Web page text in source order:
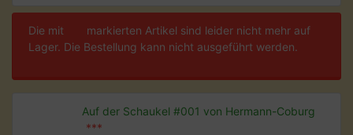
Die mit
markierten Artikel sind leider nicht mehr auf
Lager. Die Bestellung kann nicht ausgeführt werden.
Auf der Schaukel #001 von Hermann-Coburg
***